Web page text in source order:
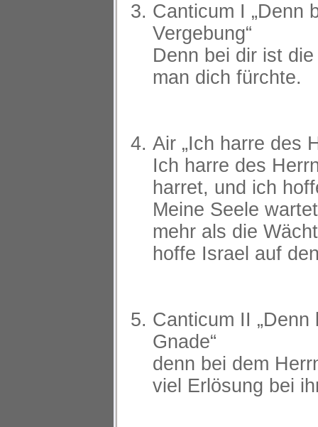
Canticum I „Denn
Vergebung“
Denn bei dir ist
man dich fürchte.
Air „Ich harre des
Ich harre des
harret, und ich
Meine Seele
mehr als die
hoffe Israel auf
Canticum II
Gnade“
denn bei dem
viel Erlösung bei